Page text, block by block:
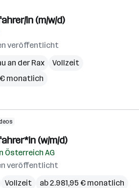
in (m/w/d)
veröffentlicht
an der Rax
Vollzeit
monatlich
(w/m/d)
Österreich AG
veröffentlicht
Vollzeit ab 2.981,95 € monatlich